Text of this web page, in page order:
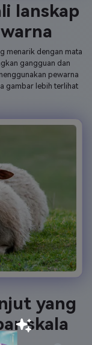
lanskap
menarik dengan mata
gangguan dan
pewarna
gambar lebih terlihat
yang
skala